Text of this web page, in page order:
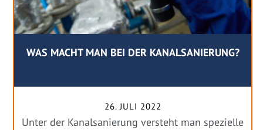
WAS MACHT MAN BEI DER KANALSANIERUNG?
26. JULI 2022
Unter der Kanalsanierung versteht man spezielle